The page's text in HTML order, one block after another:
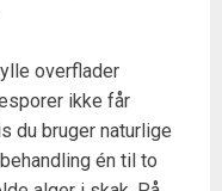
overflader
ikke får
du bruger naturlige
én til to